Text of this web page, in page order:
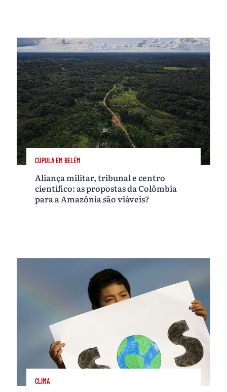
CÚPULA EM BELÉM
Aliança militar, tribunal e centro
científico: as propostas da Colômbia
para a Amazônia são viáveis?
CLIMA